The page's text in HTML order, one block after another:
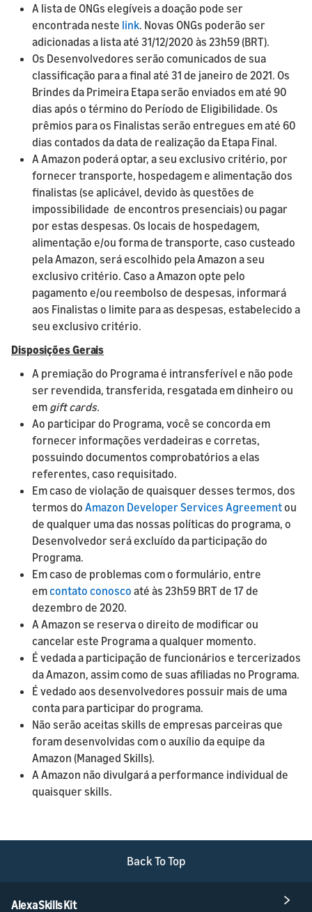
A lista de ONGs elegíveis a doação pode ser
encontrada neste link. Novas ONGs poderão ser
adicionadas a lista até 31/12/2020 às 23h59 (BRT).
Os Desenvolvedores serão comunicados de sua
classificação para a final até 31 de janeiro de 2021. Os
Brindes da Primeira Etapa serão enviados em até 90
dias após o término do Período de Eligibilidade. Os
prêmios para os Finalistas serão entregues em até 60
dias contados da data de realização da Etapa Final.
A Amazon poderá optar, a seu exclusivo critério, por
fornecer transporte, hospedagem e alimentação dos
finalistas (se aplicável, devido às questões de
impossibilidade de encontros presenciais) ou pagar
por estas despesas. Os locais de hospedagem,
alimentação e/ou forma de transporte, caso custeado
pela Amazon, será escolhido pela Amazon a seu
exclusivo critério. Caso a Amazon opte pelo
pagamento e/ou reembolso de despesas, informará
aos Finalistas o limite para as despesas, estabelecido a
seu exclusivo critério.
Disposições Gerais
A premiação do Programa é intransferível e não pode
ser revendida, transferida, resgatada em dinheiro ou
em gift cards.
Ao participar do Programa, você se concorda em
fornecer informações verdadeiras e corretas,
possuindo documentos comprobatórios a elas
referentes, caso requisitado.
Em caso de violação de quaisquer desses termos, dos
termos do Amazon Developer Services Agreementou
de qualquer uma das nossas políticas do programa, o
Desenvolvedor será excluído da participação do
Programa.
Em caso de problemas com o formulário, entre
emcontato conosco até às 23h59 BRT de 17 de
dezembro de 2020.
A Amazon se reserva o direito de modificar ou
cancelar este Programa a qualquer momento.
É vedada a participação de funcionários e tercerizados
da Amazon, assim como de suas afiliadas no Programa.
É vedado aos desenvolvedores possuir mais de uma
conta para participar do programa.
Não serão aceitas skills de empresas parceiras que
foram desenvolvidas com o auxílio da equipe da
Amazon (Managed Skills).
A Amazon não divulgará a performance individual de
quaisquer skills.
Back To Top
Alexa Skills Kit